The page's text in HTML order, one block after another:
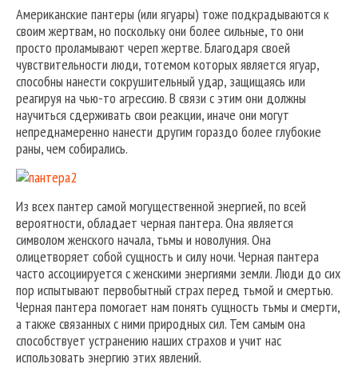
Американские пантеры (или ягуары) тоже подкрадываются к
своим жертвам, но поскольку они более сильные, то они
просто проламывают череп жертве. Благодаря своей
чувствительности люди, тотемом которых является ягуар,
способны нанести сокрушительный удар, защищаясь или
реагируя на чью-то агрессию. В связи с этим они должны
научиться сдерживать свои реакции, иначе они могут
непреднамеренно нанести другим гораздо более глубокие
раны, чем собирались.
Из всех пантер самой могущественной энергией, по всей
вероятности, обладает черная пантера. Она является
символом женского начала, тьмы и новолуния. Она
олицетворяет собой сущность и силу ночи. Черная пантера
часто ассоциируется с женскими энергиями земли. Люди до сих
пор испытывают первобытный страх перед тьмой и смертью.
Черная пантера помогает нам понять сущность тьмы и смерти,
а также связанных с ними природных сил. Тем самым она
способствует устранению наших страхов и учит нас
использовать энергию этих явлений.